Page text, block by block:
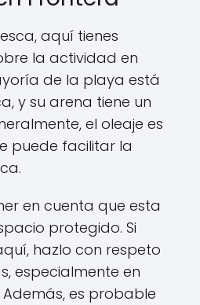
aquí tienes
la actividad en
de la playa está
y su arena tiene un
el oleaje es
puede facilitar la
en cuenta que esta
protegido. Si
hazlo con respeto
especialmente en
es probable